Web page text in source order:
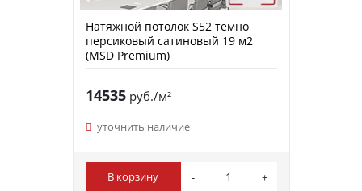
Натяжной потолок S52 темно
персиковый сатиновый 19 м2
(MSD Premium)
14535руб./м²
уточнить наличие
В корзину